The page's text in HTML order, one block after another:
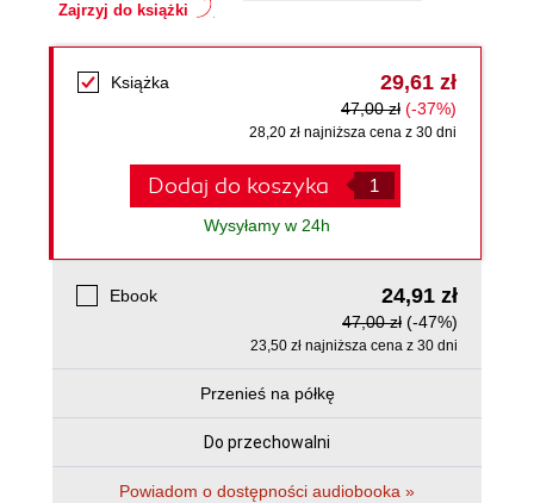
Zajrzyj do książki
Książka 29,61 zł
47,00 zł (-37%)
28,20 zł najniższa cena z 30 dni
Dodaj do koszyka
Wysyłamy w 24h
Ebook 24,91 zł
47,00 zł (-47%)
23,50 zł najniższa cena z 30 dni
Przenieś na półkę
Do przechowalni
Powiadom o dostępności audiobooka »